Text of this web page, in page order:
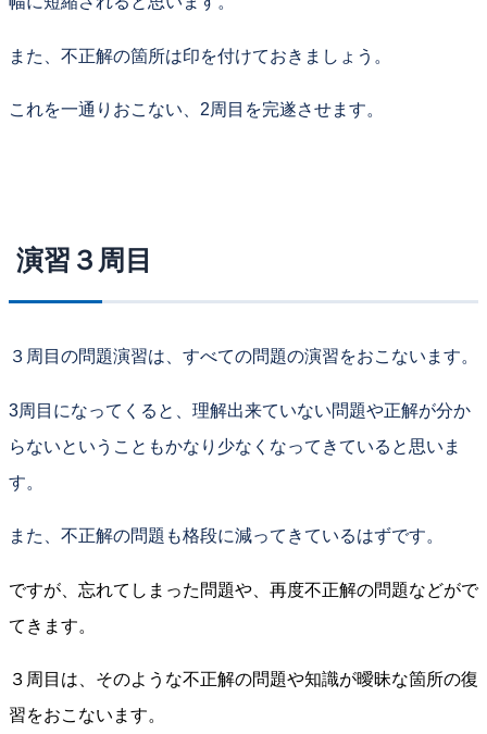
また、不正解の箇所は印を付けておきましょう。
これを一通りおこない、2周目を完遂させます。
演習３周目
３周目の問題演習は、すべての問題の演習をおこないます。
3周目になってくると、理解出来ていない問題や正解が分か
らないということもかなり少なくなってきていると思いま
す。
また、不正解の問題も格段に減ってきているはずです。
ですが、忘れてしまった問題や、再度不正解の問題などがで
てきます。
３周目は、そのような不正解の問題や知識が曖昧な箇所の復
習をおこないます。